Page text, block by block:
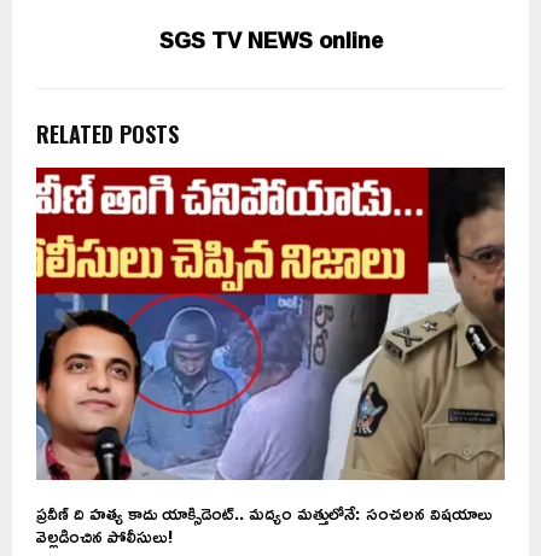
SGS TV NEWS online
RELATED POSTS
ప్రవీణ్ ది హత్య కాదు యాక్సిడెంట్.. మద్యం మత్తులోనే: సంచలన విషయాలు
వెల్లడించిన పోలీసులు!